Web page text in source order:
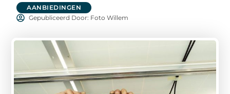
AANBIEDINGEN
Gepubliceerd Door: Foto Willem